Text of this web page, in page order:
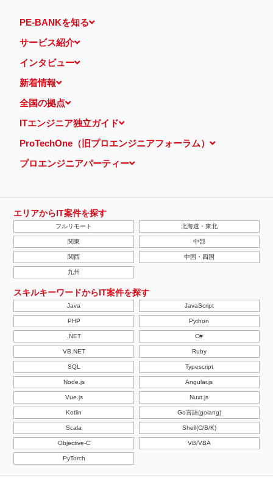
PE-BANKを知る
サービス紹介
インタビュー
新着情報
全国の拠点
ITエンジニア独立ガイド
ProTechOne（旧プロエンジニアフォーラム）
プロエンジニアパーティー
エリアからIT案件を探す
フルリモート 北海道・東北
関東 中部
関西 中国・四国
九州
スキルキーワードからIT案件を探す
Java JavaScript
PHP Python
.NET C#
VB.NET Ruby
SQL Typescript
Node.js Angular.js
Vue.js Nuxt.js
Kotlin Go言語(golang)
Scala Shell(C/B/K)
Objective-C VB/VBA
PyTorch